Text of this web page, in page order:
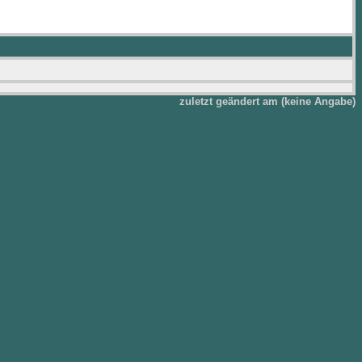
zuletzt geändert am (keine Angabe)